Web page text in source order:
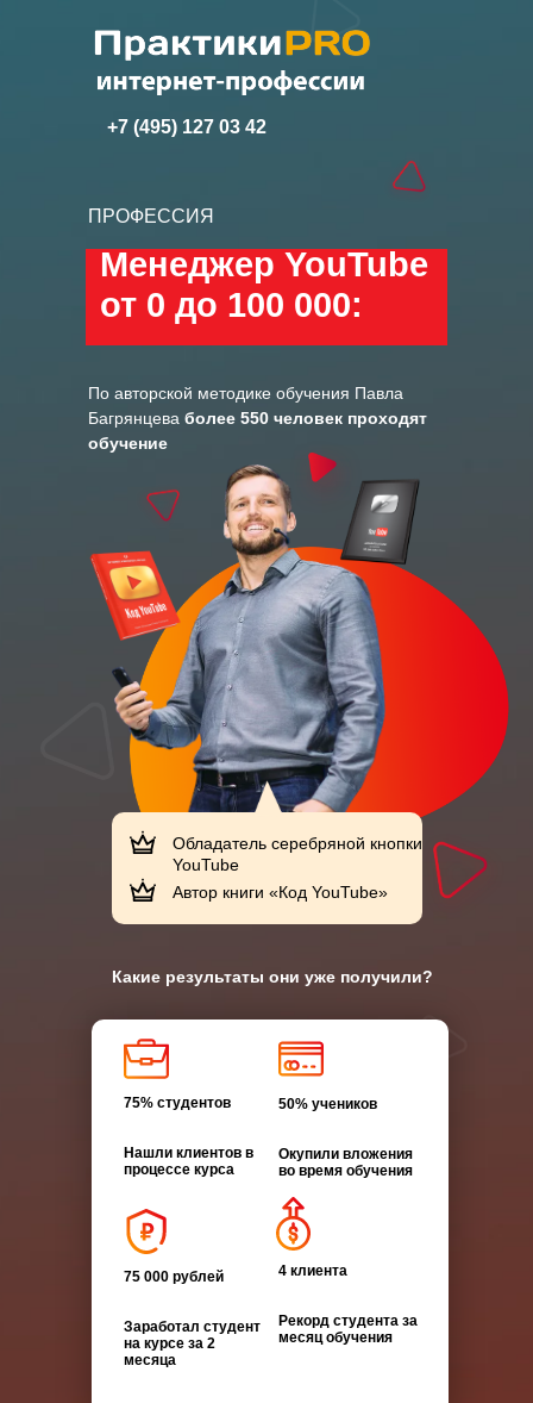
+7 (495) 127 03 42
ПРОФЕССИЯ
Менеджер YouTube
от 0 до 100 000:
По авторской методике обучения Павла
Багрянцева более 550 человек проходят
обучение
75% студентов
Нашли клиентов в
процессе курса
50% учеников
Окупили вложения
во время обучения
75 000 рублей
Заработал студент
на курсе за 2
месяца
4 клиента
Рекорд студента за
месяц обучения
Обладатель серебряной кнопки
YouTube
Автор книги «Код YouTube»
Какие результаты они уже получили?